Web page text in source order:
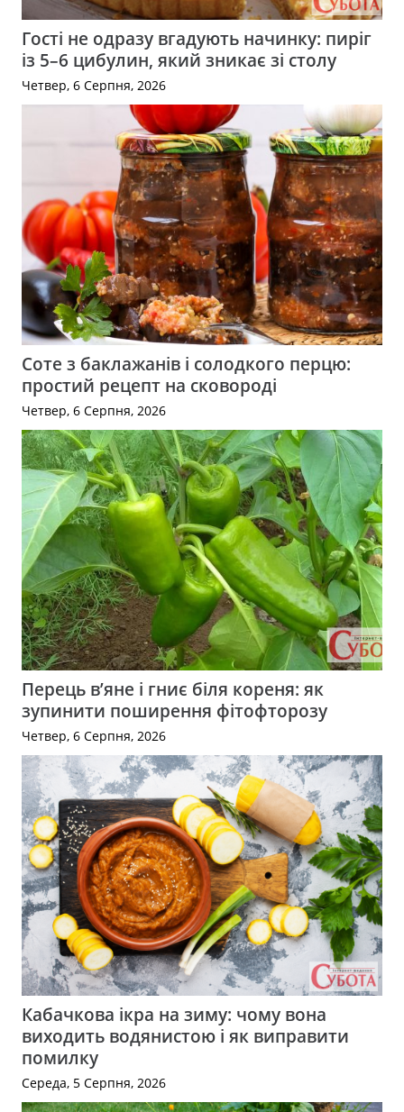
Гості не одразу вгадують начинку: пиріг
із 5–6 цибулин, який зникає зі столу
Четвер, 6 Серпня, 2026
Соте з баклажанів і солодкого перцю:
простий рецепт на сковороді
Четвер, 6 Серпня, 2026
Перець в’яне і гниє біля кореня: як
зупинити поширення фітофторозу
Четвер, 6 Серпня, 2026
Кабачкова ікра на зиму: чому вона
виходить водянистою і як виправити
помилку
Середа, 5 Серпня, 2026